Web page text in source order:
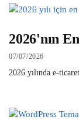
2026'nın
07/07/2026
2026 yılında e-